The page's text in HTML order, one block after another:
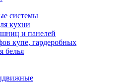
системы
кухни
и панелей
купе, гардеробных
белья